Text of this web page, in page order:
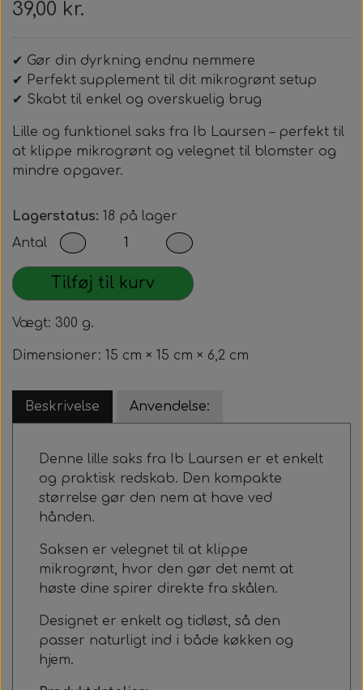
39,00 kr.
✔ Gør din dyrkning endnu nemmere
✔ Perfekt supplement til dit mikrogrønt setup
✔ Skabt til enkel og overskuelig brug
Lille og funktionel saks fra Ib Laursen – perfekt til
at klippe mikrogrønt og velegnet til blomster og
mindre opgaver.
Lagerstatus: 18 på lager
Antal
Tilføj til kurv
Vægt: 300 g.
Dimensioner: 15 cm × 15 cm × 6,2 cm
Beskrivelse Anvendelse:
Denne lille saks fra Ib Laursen er et enkelt
og praktisk redskab. Den kompakte
størrelse gør den nem at have ved
hånden.
Saksen er velegnet til at klippe
mikrogrønt, hvor den gør det nemt at
høste dine spirer direkte fra skålen.
Designet er enkelt og tidløst, så den
passer naturligt ind i både køkken og
hjem.